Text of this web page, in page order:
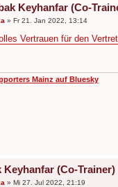
Keyhanfar (Co-
» Fr 21. Jan 2022, 13:14
Vertrauen für den
Mainz auf Bluesky
Keyhanfar (Co-Trainer)
» Mi 27. Jul 2022, 21:19